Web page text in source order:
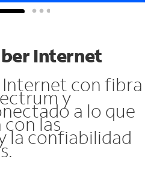
Internet
con fibra
y
a lo que
las
la confiabilidad